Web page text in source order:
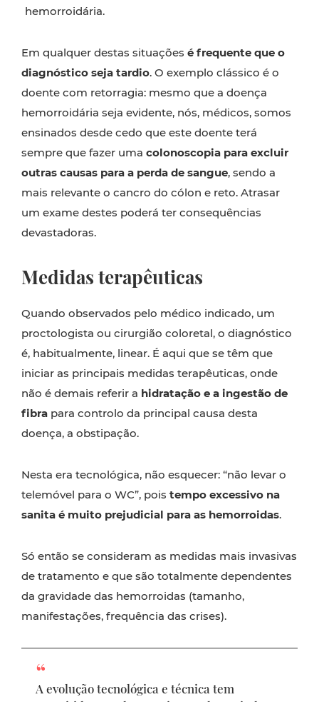
hemorroidária.
Em qualquer destas situações é frequente que o
diagnóstico seja tardio. O exemplo clássico é o
doente com retorragia: mesmo que a doença
hemorroidária seja evidente, nós, médicos, somos
ensinados desde cedo que este doente terá
sempre que fazer uma colonoscopia para excluir
outras causas para a perda de sangue, sendo a
mais relevante o cancro do cólon e reto. Atrasar
um exame destes poderá ter consequências
devastadoras.
Medidas terapêuticas
Quando observados pelo médico indicado, um
proctologista ou cirurgião coloretal, o diagnóstico
é, habitualmente, linear. É aqui que se têm que
iniciar as principais medidas terapêuticas, onde
não é demais referir a hidratação e a ingestão de
fibra para controlo da principal causa desta
doença, a obstipação.
Nesta era tecnológica, não esquecer: “não levar o
telemóvel para o WC”, pois tempo excessivo na
sanita é muito prejudicial para as hemorroidas.
Só então se consideram as medidas mais invasivas
de tratamento e que são totalmente dependentes
da gravidade das hemorroidas (tamanho,
manifestações, frequência das crises).
A evolução tecnológica e técnica tem